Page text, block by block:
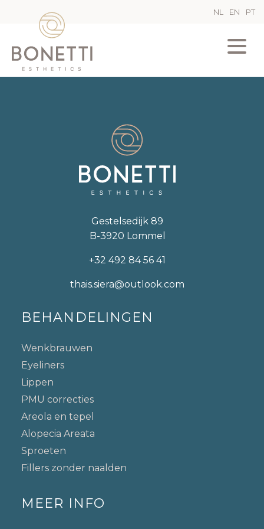
NL EN PT
Gestelsedijk 89
B-3920 Lommel
+32 492 84 56 41
thais.siera@outlook.com
BEHANDELINGEN
Wenkbrauwen
Eyeliners
Lippen
PMU correcties
Areola en tepel
Alopecia Areata
Sproeten
Fillers zonder naalden
MEER INFO